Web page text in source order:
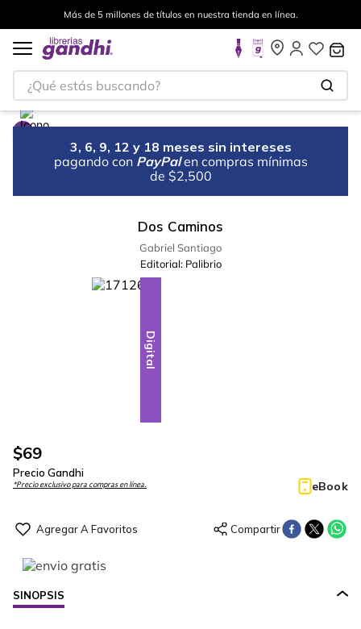
Más de 5 millones de títulos en nuestra tienda en línea.
¿Qué estás buscando?
3, 6, 9, 12 y 18 meses sin intereses
pagando con PayPal en compras mínimas
de $2,500
Dos Caminos
Gabriel Santiago
Editorial: Palibrio
Digital
$69
Precio Gandhi
*Precio exclusivo para compras en línea. eBook
SINOPSIS